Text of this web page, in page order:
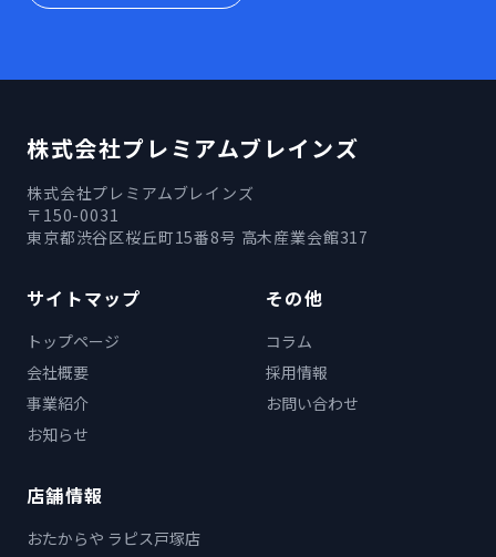
株式会社プレミアムブレインズ
株式会社プレミアムブレインズ
〒150-0031
東京都渋谷区桜丘町15番8号 高木産業会館317
サイトマップ
トップページ
会社概要
事業紹介
お知らせ
その他
コラム
採用情報
お問い合わせ
店舗情報
おたからや ラピス戸塚店